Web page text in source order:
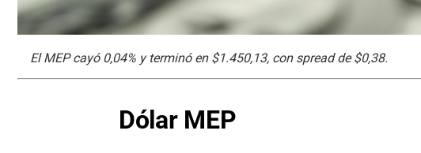
El MEP cayó 0,04% y terminó en $1.450,13, con spread de $0,38.
Dólar MEP